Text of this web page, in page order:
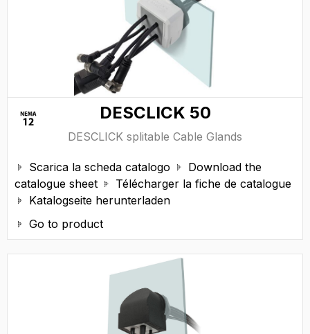
DESCLICK 50
DESCLICK splitable Cable Glands
 Scarica la scheda catalogo 
Download the
catalogue sheet
 Télécharger la fiche de catalogue
 Katalogseite herunterladen
 Go to product